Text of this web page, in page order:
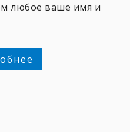
любое ваше имя и